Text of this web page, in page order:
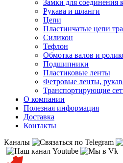
Замки для соединения
Рукава и шланги
Цепи
Пластинчатые цепи
Силикон
Тефлон
Обмотка валов и
Подшипники
Пластиковые ленты
Фетровые ленты,
Транспортирующие
О компании
Полезная информация
Доставка
Контакты
Каналы